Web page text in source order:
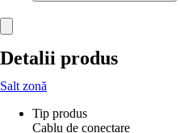
Detalii produs
Salt zonă
Tip produs
Cablu de conectare